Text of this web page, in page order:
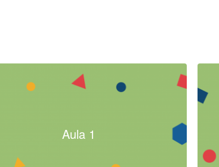
Aula 1